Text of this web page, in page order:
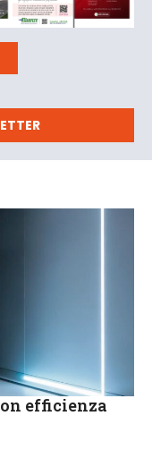
efficienza